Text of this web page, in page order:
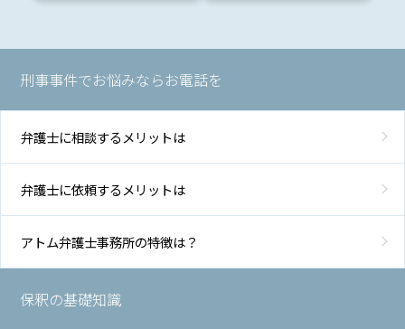
刑事事件でお悩みならお電話を
弁護士に相談するメリットは
弁護士に依頼するメリットは
アトム弁護士事務所の特徴は？
保釈の基礎知識